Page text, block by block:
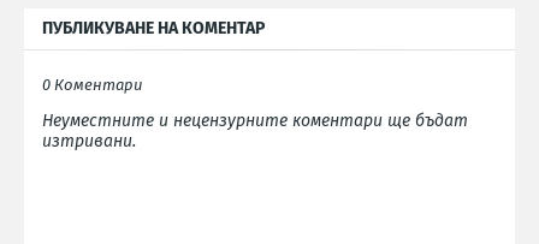
ПУБЛИКУВАНЕ НА КОМЕНТАР
0 Коментари
Неуместните и нецензурните коментари ще бъдат
изтривани.